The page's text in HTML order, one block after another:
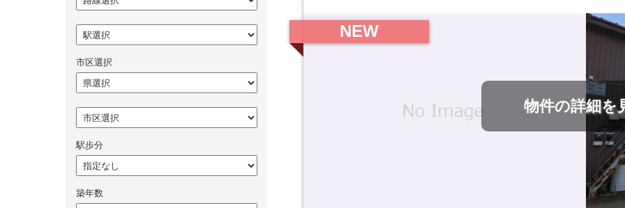
NEW
物件の詳細を
市区選択
駅歩分
築年数